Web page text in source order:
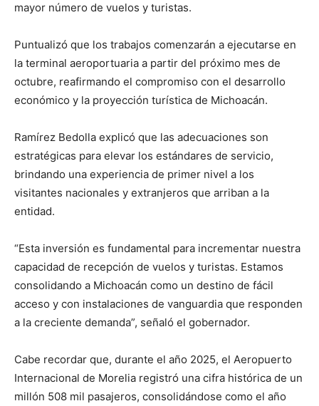
mayor número de vuelos y turistas.
Puntualizó que los trabajos comenzarán a ejecutarse en
la terminal aeroportuaria a partir del próximo mes de
octubre, reafirmando el compromiso con el desarrollo
económico y la proyección turística de Michoacán.
Ramírez Bedolla explicó que las adecuaciones son
estratégicas para elevar los estándares de servicio,
brindando una experiencia de primer nivel a los
visitantes nacionales y extranjeros que arriban a la
entidad.
“Esta inversión es fundamental para incrementar nuestra
capacidad de recepción de vuelos y turistas. Estamos
consolidando a Michoacán como un destino de fácil
acceso y con instalaciones de vanguardia que responden
a la creciente demanda”, señaló el gobernador.
Cabe recordar que, durante el año 2025, el Aeropuerto
Internacional de Morelia registró una cifra histórica de un
millón 508 mil pasajeros, consolidándose como el año